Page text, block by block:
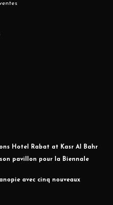
Hotel Rabat at Kasr Al Bahr
pavillon pour la Biennale
avec cinq nouveaux